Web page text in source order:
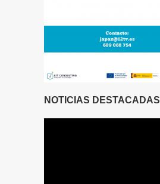
NOTICIAS DESTACADAS